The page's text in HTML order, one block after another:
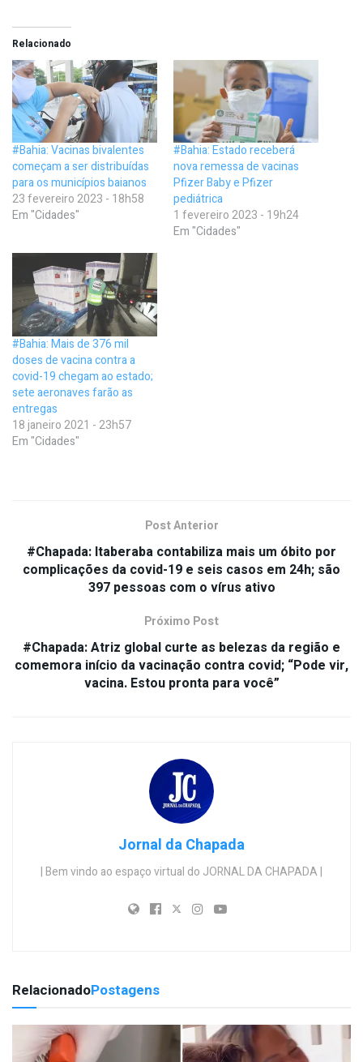
Relacionado
#Bahia: Vacinas bivalentes
começam a ser distribuídas
para os municípios baianos
23 fevereiro 2023 - 18h58
Em "Cidades"
#Bahia: Estado receberá
nova remessa de vacinas
Pfizer Baby e Pfizer
pediátrica
1 fevereiro 2023 - 19h24
Em "Cidades"
#Bahia: Mais de 376 mil
doses de vacina contra a
covid-19 chegam ao estado;
sete aeronaves farão as
entregas
18 janeiro 2021 - 23h57
Em "Cidades"
Post Anterior
#Chapada: Itaberaba contabiliza mais um óbito por
complicações da covid-19 e seis casos em 24h; são
397 pessoas com o vírus ativo
Próximo Post
#Chapada: Atriz global curte as belezas da região e
comemora início da vacinação contra covid; “Pode vir,
vacina. Estou pronta para você”
Jornal da Chapada
| Bem vindo ao espaço virtual do JORNAL DA CHAPADA |
RelacionadoPostagens